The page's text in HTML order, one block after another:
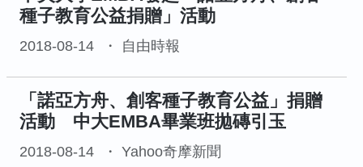
種子教育公益捐贈」活動
2018-08-14 自由時報
「諾亞方舟、創客種子教育公益」捐贈
活動 中大EMBA畢業班拋磚引玉
2018-08-14 Yahoo奇摩新聞